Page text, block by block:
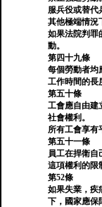
服兵役或替代
其他極端情況
如果法院判罪
動。
第四十九條
每個勞動者均
工作時間的長
第五十條
工會應自由建
社會權利。
所有工會享有
第五十一條
員工在捍衛自
這項權利的限
第52條
如果失業，疾
下，國家應保